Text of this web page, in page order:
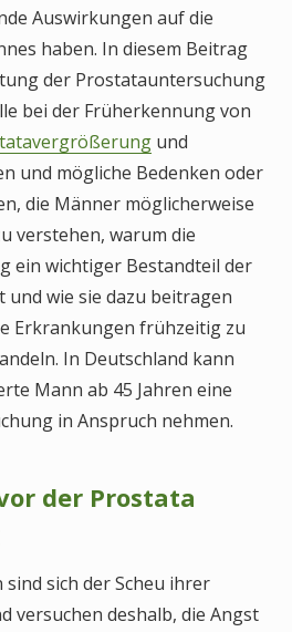
Auswirkungen auf die
haben. In diesem Beitrag
der Prostatauntersuchung
bei der Früherkennung von
und
und mögliche Bedenken oder
die Männer möglicherweise
verstehen, warum die
ein wichtiger Bestandteil der
wie sie dazu beitragen
Erkrankungen frühzeitig zu
In Deutschland kann
Mann ab 45 Jahren eine
in Anspruch nehmen.
der Prostata
sich der Scheu ihrer
versuchen deshalb, die Angst